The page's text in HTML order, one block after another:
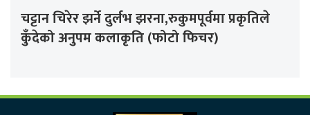
चट्टान चिरेर झर्ने दुर्लभ झरना,रुकुमपूर्वमा प्रकृतिले
कुँदेको अनुपम कलाकृति (फोटो फिचर)